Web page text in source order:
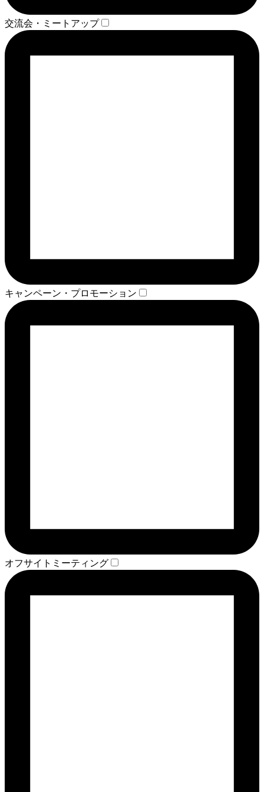
交流会・ミートアップ
キャンペーン・プロモーション
オフサイトミーティング